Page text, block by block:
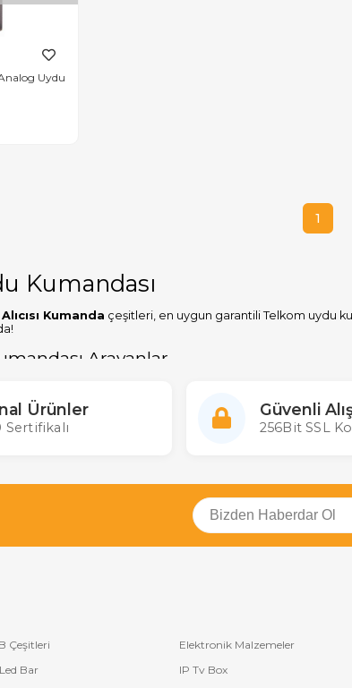
Uydu
1
Kumandası
Kumanda çeşitleri, en uygun garantili Telkom uydu
Arayanlar
en uygun
Telkom uydu kumanda fiyatı
tüm uydu kumandalarına ulaşabilirsiniz. Kumandası
Ürünler
Sertifikalı
Güvenli
256Bit SSL
Çeşitleri Elektronik Malzemeler
Bar IP Tv Box